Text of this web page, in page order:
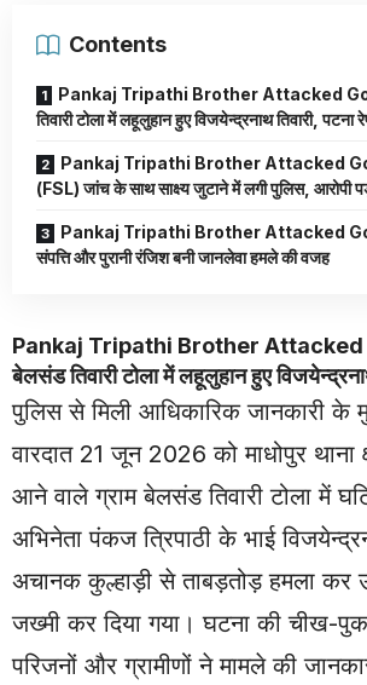
Contents
Pankaj Tripathi Brother Attacked
तिवारी टोला में लहूलुहान हुए विजयेन्द्रनाथ तिवारी, पटना
Pankaj Tripathi Brother Attacked
(FSL) जांच के साथ साक्ष्य जुटाने में लगी पुलिस, आरोपी
Pankaj Tripathi Brother Attacked
संपत्ति और पुरानी रंजिश बनी जानलेवा हमले की वजह
Pankaj Tripathi Brother
बेलसंड तिवारी टोला में लहूलुहान हुए
पुलिस से मिली आधिकारिक जानकारी के
वारदात 21 जून 2026 को माधोपुर थाना
आने वाले ग्राम बेलसंड तिवारी टोला में
अभिनेता पंकज त्रिपाठी के भाई
अचानक कुल्हाड़ी से ताबड़तोड़ हमला कर
जख्मी कर दिया गया। घटना की चीख-
परिजनों और ग्रामीणों ने मामले की